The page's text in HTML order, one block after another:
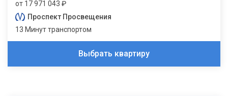
от 17 971 043 ₽
Проспект Просвещения
13 Минут транспортом
Выбрать квартиру